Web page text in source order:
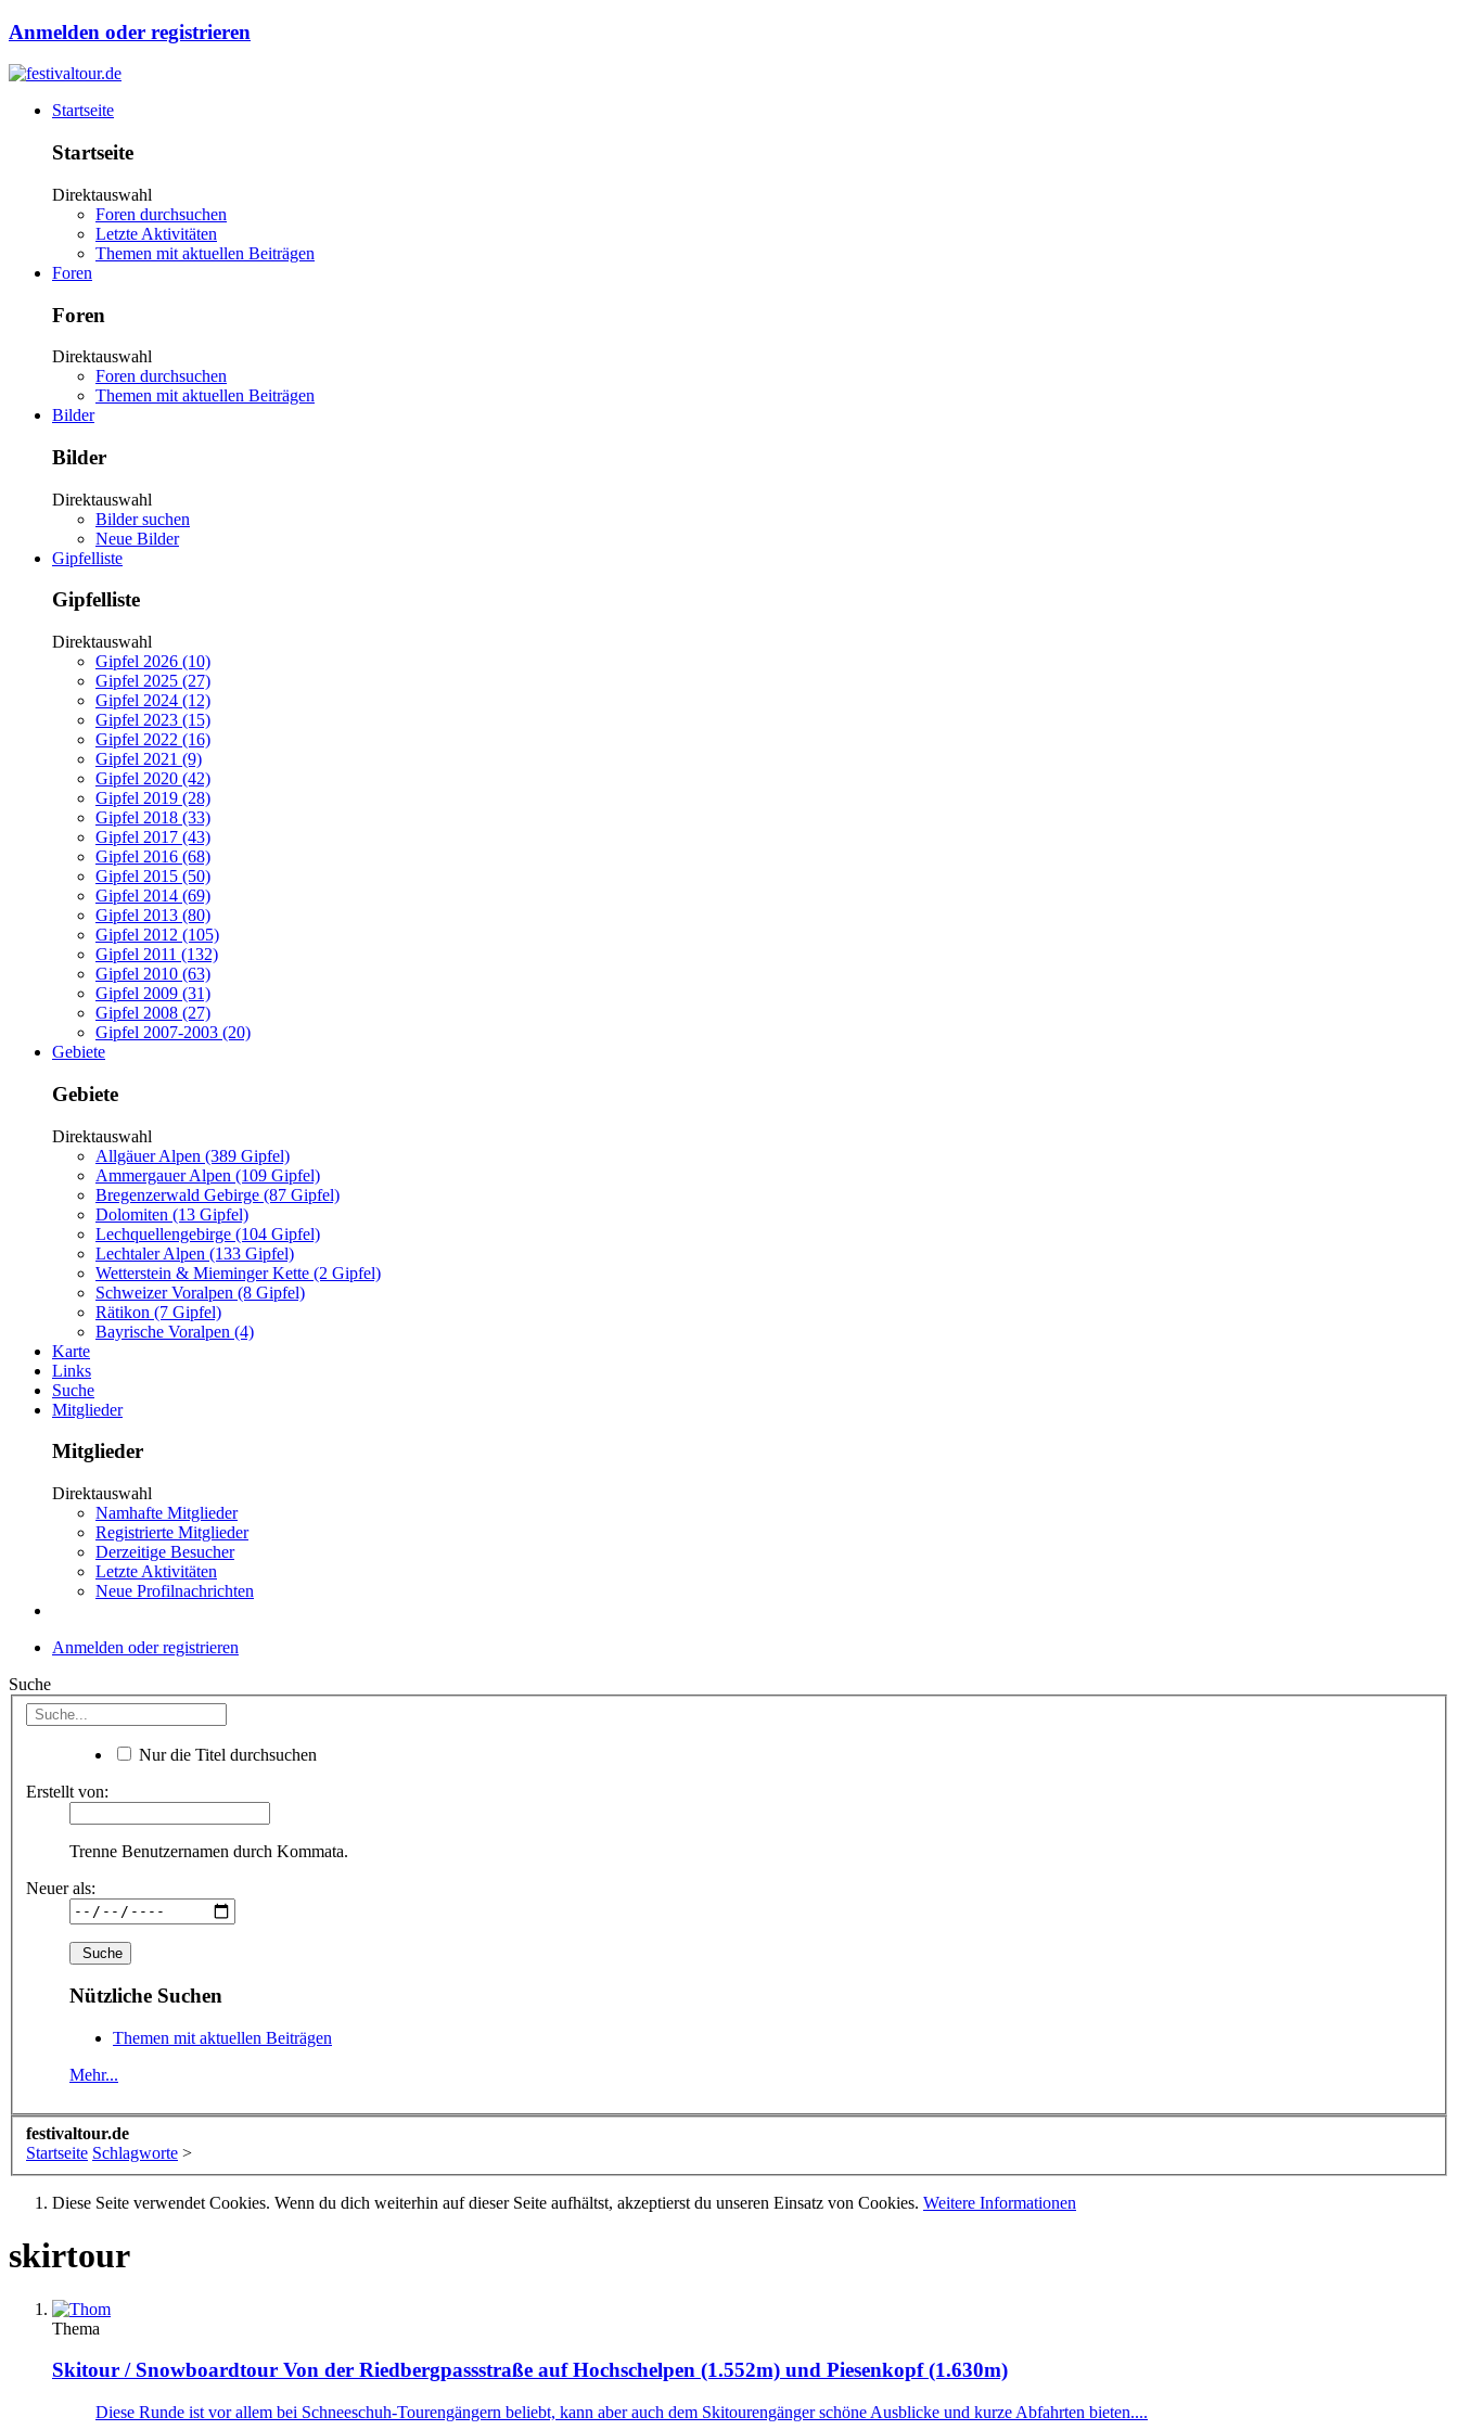
Anmelden oder registrieren
Startseite
Startseite
Direktauswahl
Foren durchsuchen
Letzte Aktivitäten
Themen mit aktuellen Beiträgen
Foren
Foren
Direktauswahl
Foren durchsuchen
Themen mit aktuellen Beiträgen
Bilder
Bilder
Direktauswahl
Bilder suchen
Neue Bilder
Gipfelliste
Gipfelliste
Direktauswahl
Gipfel 2026 (10)
Gipfel 2025 (27)
Gipfel 2024 (12)
Gipfel 2023 (15)
Gipfel 2022 (16)
Gipfel 2021 (9)
Gipfel 2020 (42)
Gipfel 2019 (28)
Gipfel 2018 (33)
Gipfel 2017 (43)
Gipfel 2016 (68)
Gipfel 2015 (50)
Gipfel 2014 (69)
Gipfel 2013 (80)
Gipfel 2012 (105)
Gipfel 2011 (132)
Gipfel 2010 (63)
Gipfel 2009 (31)
Gipfel 2008 (27)
Gipfel 2007-2003 (20)
Gebiete
Gebiete
Direktauswahl
Allgäuer Alpen (389 Gipfel)
Ammergauer Alpen (109 Gipfel)
Bregenzerwald Gebirge (87 Gipfel)
Dolomiten (13 Gipfel)
Lechquellengebirge (104 Gipfel)
Lechtaler Alpen (133 Gipfel)
Wetterstein & Mieminger Kette (2 Gipfel)
Schweizer Voralpen (8 Gipfel)
Rätikon (7 Gipfel)
Bayrische Voralpen (4)
Karte
Links
Suche
Mitglieder
Mitglieder
Direktauswahl
Namhafte Mitglieder
Registrierte Mitglieder
Derzeitige Besucher
Letzte Aktivitäten
Neue Profilnachrichten
Anmelden oder registrieren
Suche
Nur die Titel durchsuchen
Erstellt von:
Trenne Benutzernamen durch Kommata.
Neuer als:
Nützliche Suchen
Themen mit aktuellen Beiträgen
Mehr...
festivaltour.de
Startseite Schlagworte >
Diese Seite verwendet Cookies. Wenn du dich weiterhin auf dieser Seite aufhältst, akzeptierst du unseren Einsatz von Cookies. Weitere Informationen
skirtour
Thema
Skitour / Snowboardtour Von der Riedbergpassstraße auf Hochschelpen (1.552m) und Piesenkopf (1.630m)
Diese Runde ist vor allem bei Schneeschuh-Tourengängern beliebt, kann aber auch dem Skitourengänger schöne Ausblicke und kurze Abfahrten bieten....